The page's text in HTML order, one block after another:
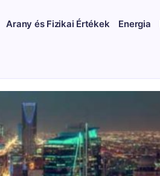
Arany és Fizikai Értékek Energia